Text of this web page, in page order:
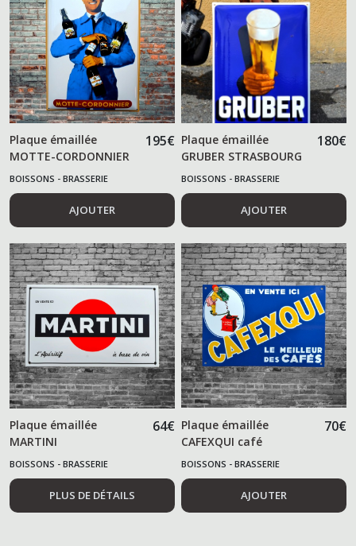
Plaque émaillée
MOTTE-CORDONNIER
195€
BOISSONS - BRASSERIE
AJOUTER
Plaque émaillée
GRUBER STRASBOURG
180€
BOISSONS - BRASSERIE
AJOUTER
Plaque émaillée
MARTINI
64€
BOISSONS - BRASSERIE
PLUS DE DÉTAILS
Plaque émaillée
CAFEXQUI café
70€
BOISSONS - BRASSERIE
AJOUTER